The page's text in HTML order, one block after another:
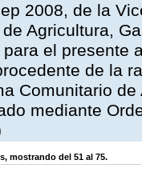
2008, de la
Agricultura,
el presente
de la
Comunitario
mediante
mostrando del 51 al 75.